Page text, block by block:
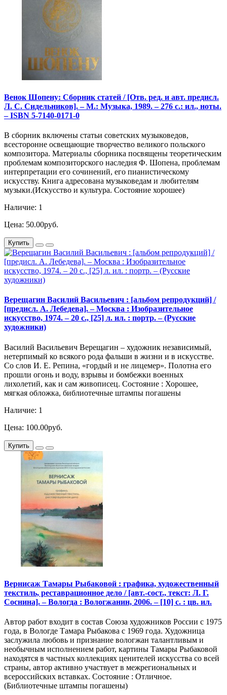
Венок Шопену: Сборник статей / [Отв. ред. и авт. предисл.
Л. С. Сидельников]. – М.: Музыка, 1989. – 276 с.: ил., ноты.
– ISBN 5-7140-0171-0
В сборник включены статьи советских музыковедов,
всесторонне освещающие творчество великого польского
композитора. Материалы сборника посвящены теоретическим
проблемам композиторского наследия Ф. Шопена, проблемам
интерпретации его сочинений, его пианистическому
искусству. Книга адресована музыковедам и любителям
музыки.(Искусство и культура. Состояние хорошее)
Наличие: 1
Цена: 50.00руб.
Купить
Верещагин Василий Васильевич : [альбом репродукций] /
[предисл. А. Лебедева]. – Москва : Изобразительное
искусство, 1974. – 20 с., [25] л. ил. : портр. – (Русские
художники)
Василий Васильевич Верещагин – художник независимый,
нетерпимый ко всякого рода фальши в жизни и в искусстве.
Со слов И. Е. Репина, «гордый и не лицемер». Полотна его
прошли огонь и воду, взрывы и бомбежки военных
лихолетий, как и сам живописец. Состояние : Хорошее,
мягкая обложка, библиотечные штампы погашены
Наличие: 1
Цена: 100.00руб.
Купить
Вернисаж Тамары Рыбаковой : графика, художественный
текстиль, реставрационное дело / [авт.-сост., текст: Л. Г.
Соснина]. – Вологда : Вологжанин, 2006. – [10] с. : цв. ил.
Автор работ входит в состав Союза художников России с 1975
года, в Вологде Тамара Рыбакова с 1969 года. Художница
заслужила любовь и признание вологжан талантливым и
необычным исполнением работ, картины Тамары Рыбаковой
находятся в частных коллекциях ценителей искусства со всей
страны, автор активно участвует в межрегиональных и
всероссийских вставках. Состояние : Отличное.
(Библиотечные штампы погашены)